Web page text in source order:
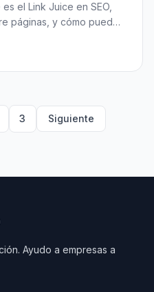
el Link Juice en SEO,
páginas, y cómo puedes
3 Siguiente
Ayudo a empresas a